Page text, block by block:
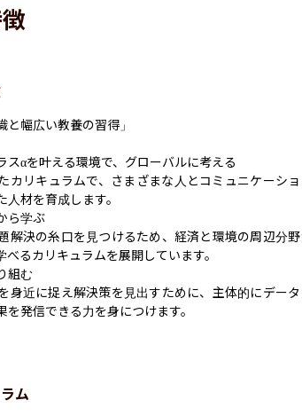
と幅広い教養の習得」
スαを叶える環境で、グローバルに考える
カリキュラムで、さまざまな人とコミュニケーシ
材を育成します。
ら学ぶ
解決の糸口を見つけるため、経済と環境の周辺分
るカリキュラムを展開しています。
組む
身近に捉え解決策を見出すために、主体的にデー
を発信できる力を身につけます。
ム